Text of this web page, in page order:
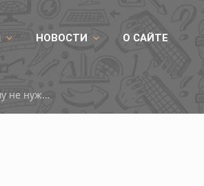
НОВОСТИ О САЙТЕ
ID-COOLING DX360 GDL: обзор. Золото которое никому не нужно